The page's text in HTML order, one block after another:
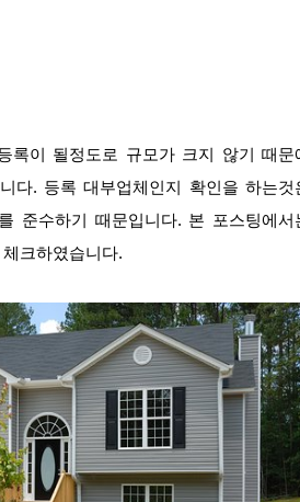
록이 될정도로 규모가 크지 않기 때문
다. 등록 대부업체인지 확인을 하는것
준수하기 때문입니다. 본 포스팅에서
크하였습니다.